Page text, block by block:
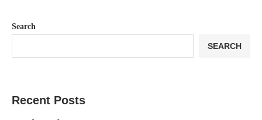
Search
SEARCH
Recent Posts